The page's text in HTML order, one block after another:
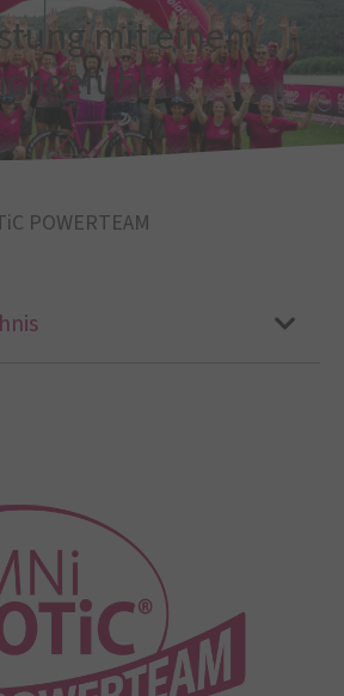
mit einem
POWERTEAM